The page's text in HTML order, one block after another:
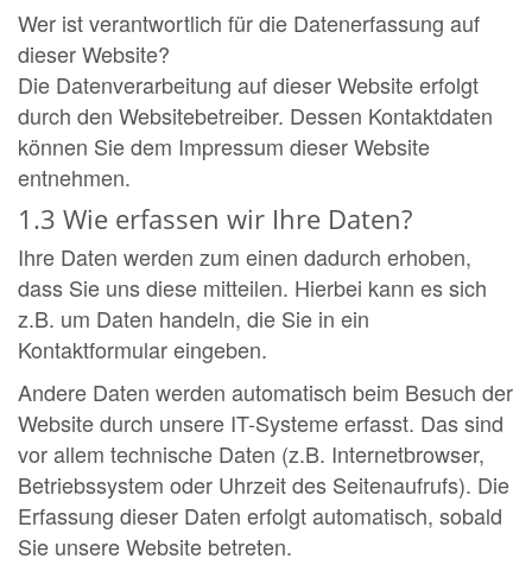
Wer ist verantwortlich für die Datenerfassung auf
dieser Website?
Die Datenverarbeitung auf dieser Website erfolgt
durch den Websitebetreiber. Dessen Kontaktdaten
können Sie dem Impressum dieser Website
entnehmen.
1.3 Wie erfassen wir Ihre Daten?
Ihre Daten werden zum einen dadurch erhoben,
dass Sie uns diese mitteilen. Hierbei kann es sich
z.B. um Daten handeln, die Sie in ein
Kontaktformular eingeben.
Andere Daten werden automatisch beim Besuch der
Website durch unsere IT-Systeme erfasst. Das sind
vor allem technische Daten (z.B. Internetbrowser,
Betriebssystem oder Uhrzeit des Seitenaufrufs). Die
Erfassung dieser Daten erfolgt automatisch, sobald
Sie unsere Website betreten.